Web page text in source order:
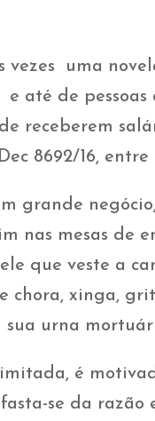
vezes uma
até de
receberem
8692/16,
grande
nas mesas de
que veste a
chora, xinga,
urna
é
se da razão